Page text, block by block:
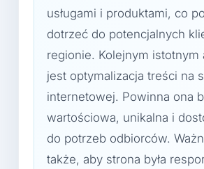
usługami i produktami, co
dotrzeć do potencjalnych
regionie. Kolejnym istotnym
jest optymalizacja treści na
internetowej. Powinna ona
wartościowa, unikalna i
do potrzeb odbiorców.
także, aby strona była